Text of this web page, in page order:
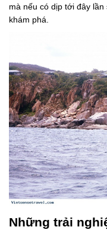
mà nếu có dịp tới đây
khám phá.
Những trải